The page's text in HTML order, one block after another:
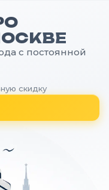
с постоянной
скидку